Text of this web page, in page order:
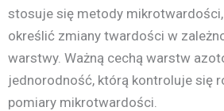
stosuje się metody
określić zmiany twardości w
warstwy. Ważną cechą warstw
jednorodność, którą kontroluje się
pomiary mikrotwardości.